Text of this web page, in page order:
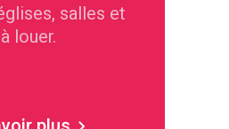
salles et
louer.